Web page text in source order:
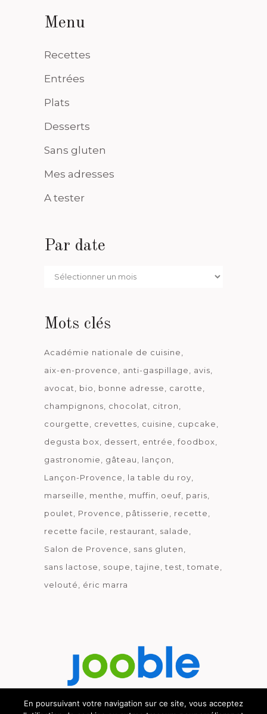
Menu
Recettes
Entrées
Plats
Desserts
Sans gluten
Mes adresses
A tester
Par date
Par
Mots clés
Académie nationale de cuisine
aix-en-provence
anti-gaspillage
avis
avocat
bio bonne adresse
carotte
champignons
chocolat
citron
courgette
crevettes cuisine
cupcake
degusta box
dessert entrée
foodbox
gastronomie
gâteau
lançon
Lançon-Provence
la table du roy
marseille
menthe muffin oeuf paris
poulet
Provence pâtisserie
recette
recette facile
restaurant
salade
Salon de Provence
sans gluten
sans lactose
soupe tajine test
tomate
velouté
éric marra
En poursuivant votre navigation sur ce site, vous acceptez